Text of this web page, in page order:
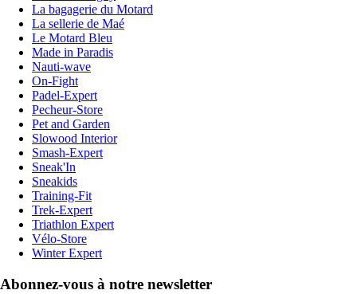
La bagagerie du Motard
La sellerie de Maé
Le Motard Bleu
Made in Paradis
Nauti-wave
On-Fight
Padel-Expert
Pecheur-Store
Pet and Garden
Slowood Interior
Smash-Expert
Sneak'In
Sneakids
Training-Fit
Trek-Expert
Triathlon Expert
Vélo-Store
Winter Expert
Abonnez-vous à notre newsletter